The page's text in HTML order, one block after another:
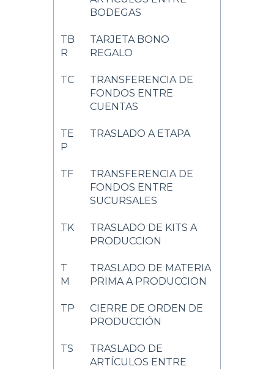
BODEGAS
TB
R
TARJETA BONO
REGALO
TC
TRANSFERENCIA DE
FONDOS ENTRE
CUENTAS
TE
P
TRASLADO A ETAPA
TF
TRANSFERENCIA DE
FONDOS ENTRE
SUCURSALES
TK
TRASLADO DE KITS A
PRODUCCION
T
M
TRASLADO DE MATERIA
PRIMA A PRODUCCION
TP
CIERRE DE ORDEN DE
PRODUCCIÓN
TS
TRASLADO DE
ARTÍCULOS ENTRE